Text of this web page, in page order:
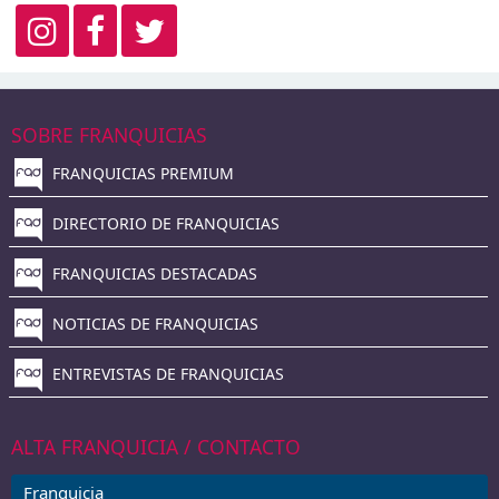
SOBRE FRANQUICIAS
FRANQUICIAS PREMIUM
DIRECTORIO DE FRANQUICIAS
FRANQUICIAS DESTACADAS
NOTICIAS DE FRANQUICIAS
ENTREVISTAS DE FRANQUICIAS
ALTA FRANQUICIA / CONTACTO